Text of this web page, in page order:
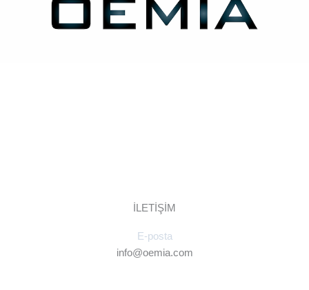
İLETİŞİM
E-posta
info@oemia.com